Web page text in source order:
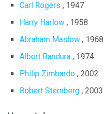
Carl Rogers , 1947
Harry Harlow , 1958
Abraham Maslow , 1968
Albert Bandura , 1974
Philip Zimbardo , 2002
Robert Sternberg , 2003